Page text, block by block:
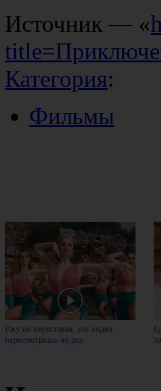
Источник — «
Категория:
Фильмы
Ржу не переставая, это видео
пересмотришь не раз